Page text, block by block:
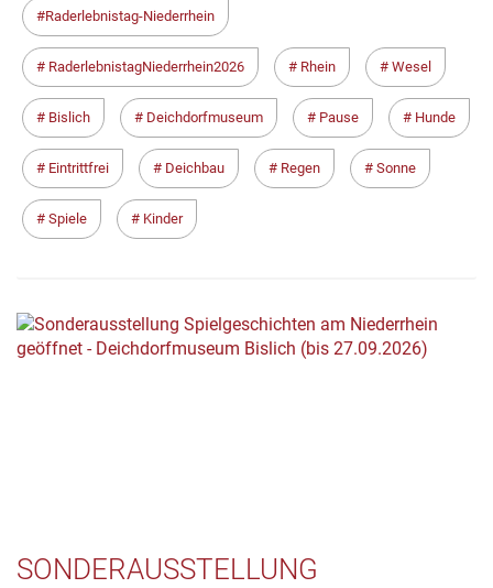
Raderlebnistag-Niederrhein
RaderlebnistagNiederrhein2026 Rhein Wesel
Bislich Deichdorfmuseum Pause Hunde
Eintrittfrei Deichbau Regen Sonne
Spiele Kinder
SONDERAUSSTELLUNG